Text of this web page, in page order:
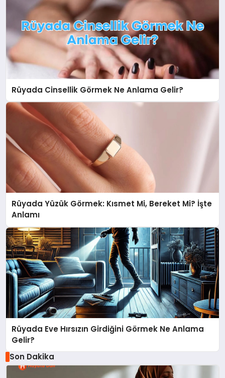
Rüyada Cinsellik Görmek Ne Anlama Gelir?
Rüyada Yüzük Görmek: Kısmet Mi, Bereket Mi? İşte
Anlamı
Rüyada Eve Hırsızın Girdiğini Görmek Ne Anlama
Gelir?
Son Dakika